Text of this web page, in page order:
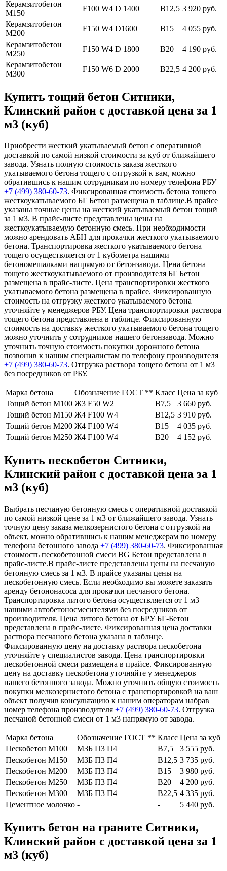
Керамзитобетон
М150
F100 W4 D 1400 В12,5 3 920 руб.
Керамзитобетон
М200
F150 W4 D1600 В15
4 055 руб.
Керамзитобетон
М250
F150 W4 D 1800 В20
4 190 руб.
Керамзитобетон
М300
F150 W6 D 2000 В22,5 4 200 руб.
Купить тощий бетон Ситники,
Клинский район с доставкой цена за 1
м3 (куб)
Приобрести жесткий укатываемый бетон с оперативной
доставкой по самой низкой стоимости за куб от ближайшего
завода. Узнать полную стоимость заказа жесткого
укатываемого бетона тощего с отгрузкой к вам, можно
обратившись к нашим сотрудникам по номеру телефона РБУ
+7 (499) 380-60-73. Фиксированная стоимость бетона тощего
жесткоукатываемого БГ Бетон размещена в таблице.В прайсе
указаны точные цены на жесткий укатываемый бетон тощий
за 1 м3. В прайс-листе представлены цены на
жесткоукатываемую бетонную смесь. При необходимости
можно арендовать АБН для прокачки жесткого укатываемого
бетона. Транспортировка жесткого укатываемого бетона
тощего осуществляется от 1 кубометра нашими
бетономешалками напрямую от бетонзавода. Цена бетона
тощего жесткоукатываемого от производителя БГ Бетон
размещена в прайс-листе. Цена транспортировки жесткого
укатываемого бетона размещена в прайсе. Фиксированную
стоимость на отгрузку жесткого укатываемого бетона
уточняйте у менеджеров РБУ. Цена транспортировки раствора
тощего бетона представлена в таблице. Фиксированную
стоимость на доставку жесткого укатываемого бетона тощего
можно уточнить у сотрудников нашего бетонзавода. Можно
уточнить точную стоимость покупки дорожного бетона
позвонив к нашим специалистам по телефону производителя
+7 (499) 380-60-73. Отгрузка раствора тощего бетона от 1 м3
без посредников от РБУ.
Марка бетона Обозначение ГОСТ ** Класс Цена за куб
Тощий бетон М100 Ж3 F50 W2 В7,5
3 660 руб.
Тощий бетон М150 Ж4 F100 W4 В12,5 3 910 руб.
Тощий бетон М200 Ж4 F100 W4 В15
4 035 руб.
Тощий бетон М250 Ж4 F100 W4 В20 4 152 руб.
Купить пескобетон Ситники,
Клинский район с доставкой цена за 1
м3 (куб)
Выбрать песчаную бетонную смесь с оперативной доставкой
по самой низкой цене за 1 м3 от ближайшего завода. Узнать
точную цену заказа мелкозернистого бетона с отгрузкой на
объект, можно обратившись к нашим менеджерам по номеру
телефона бетонного завода +7 (499) 380-60-73. Фиксированная
стоимость пескобетонной смеси BG Бетон представлена в
прайс-листе.В прайс-листе представлены цены на песчаную
бетонную смесь за 1 м3. В прайсе указаны цены на
пескобетонную смесь. Если необходимо вы можете заказать
аренду бетононасоса для прокачки песчаного бетона.
Транспортировка литого бетона осуществляется от 1 м3
нашими автобетоносмесителями без посредников от
производителя. Цена литого бетона от БРУ БГ-Бетон
представлена в прайс-листе. Фиксированная цена доставки
раствора песчаного бетона указана в таблице.
Фиксированную цену на доставку раствора пескобетона
уточняйте у специалистов завода. Цена транспортировки
пескобетонной смеси размещена в прайсе. Фиксированную
цену на доставку пескобетона уточняйте у менеджеров
нашего бетонного завода. Можно уточнить общую стоимость
покупки мелкозернистого бетона с транспортировкой на ваш
объект получив консультацию к нашим операторам набрав
номер телефона производителя +7 (499) 380-60-73. Отгрузка
песчаной бетонной смеси от 1 м3 напрямую от завода.
Марка бетона Обозначение ГОСТ ** Класс Цена за куб
Пескобетон М100
МЗБ П3 П4 В7,5
3 555 руб.
Пескобетон М150
МЗБ П3 П4 В12,5 3 735 руб.
Пескобетон М200
МЗБ П3 П4 В15
3 980 руб.
Пескобетон М250
МЗБ П3 П4 В20
4 200 руб.
Пескобетон М300
МЗБ П3 П4 В22,5 4 335 руб.
Цементное молочко - - 5 440 руб.
Купить бетон на граните Ситники,
Клинский район с доставкой цена за 1
м3 (куб)